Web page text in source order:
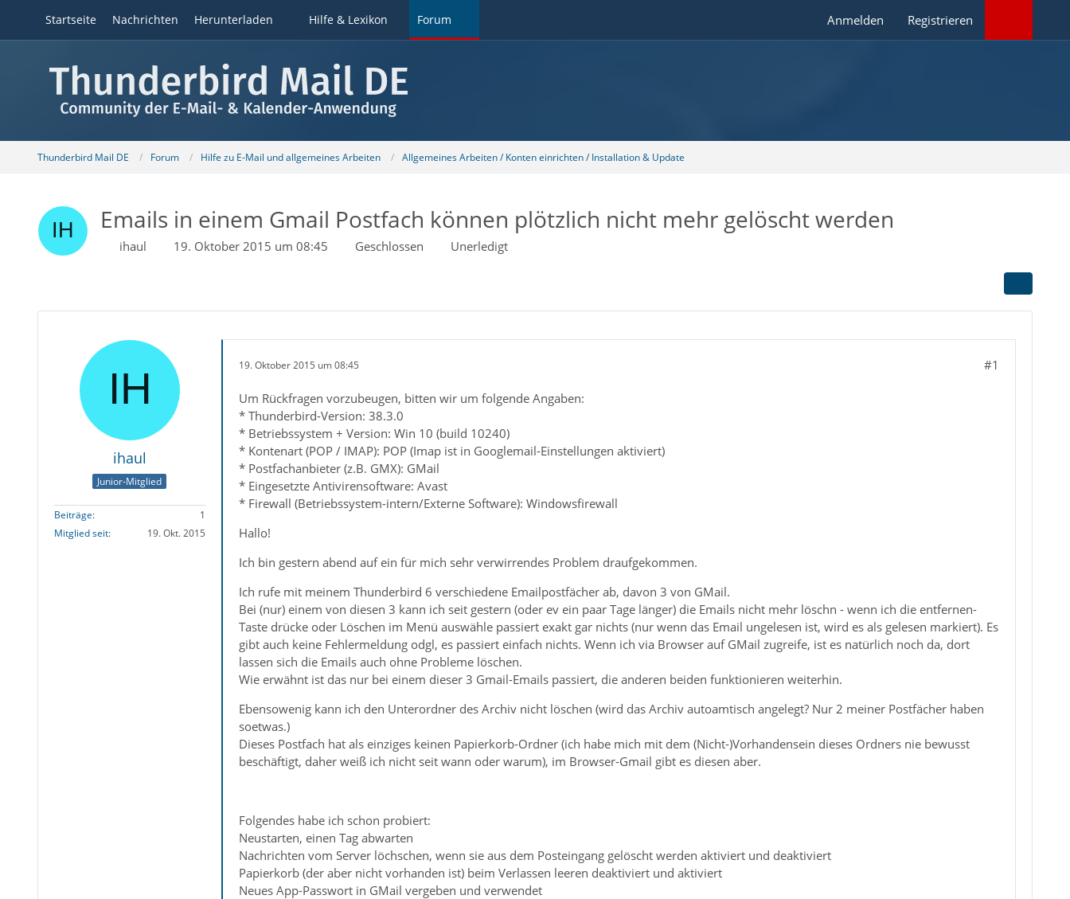
Startseite Nachrichten Herunterladen Hilfe & Lexikon Forum Anmelden Registrieren
Thunderbird Mail DE Forum Hilfe zu E-Mail und allgemeines Arbeiten Allgemeines Arbeiten / Konten einrichten / Installation & Update
Emails in einem Gmail Postfach können plötzlich nicht mehr gelöscht werden
ihaul 19. Oktober 2015 um 08:45 Geschlossen Unerledigt
ihaul
Junior-Mitglied
Beiträge
1
Mitglied seit
19. Okt. 2015
19. Oktober 2015 um 08:45 #1
Um Rückfragen vorzubeugen, bitten wir um folgende Angaben:
* Thunderbird-Version: 38.3.0
* Betriebssystem + Version: Win 10 (build 10240)
* Kontenart (POP / IMAP): POP (Imap ist in Googlemail-Einstellungen aktiviert)
* Postfachanbieter (z.B. GMX): GMail
* Eingesetzte Antivirensoftware: Avast
* Firewall (Betriebssystem-intern/Externe Software): Windowsfirewall
Hallo!
Ich bin gestern abend auf ein für mich sehr verwirrendes Problem draufgekommen.
Ich rufe mit meinem Thunderbird 6 verschiedene Emailpostfächer ab, davon 3 von GMail.
Bei (nur) einem von diesen 3 kann ich seit gestern (oder ev ein paar Tage länger) die Emails nicht mehr löschn - wenn ich die entfernen-
Taste drücke oder Löschen im Menü auswähle passiert exakt gar nichts (nur wenn das Email ungelesen ist, wird es als gelesen markiert). Es
gibt auch keine Fehlermeldung odgl, es passiert einfach nichts. Wenn ich via Browser auf GMail zugreife, ist es natürlich noch da, dort
lassen sich die Emails auch ohne Probleme löschen.
Wie erwähnt ist das nur bei einem dieser 3 Gmail-Emails passiert, die anderen beiden funktionieren weiterhin.
Ebensowenig kann ich den Unterordner des Archiv nicht löschen (wird das Archiv autoamtisch angelegt? Nur 2 meiner Postfächer haben
soetwas.)
Dieses Postfach hat als einziges keinen Papierkorb-Ordner (ich habe mich mit dem (Nicht-)Vorhandensein dieses Ordners nie bewusst
beschäftigt, daher weiß ich nicht seit wann oder warum), im Browser-Gmail gibt es diesen aber.
Folgendes habe ich schon probiert:
Neustarten, einen Tag abwarten
Nachrichten vom Server löchschen, wenn sie aus dem Posteingang gelöscht werden aktiviert und deaktiviert
Papierkorb (der aber nicht vorhanden ist) beim Verlassen leeren deaktiviert und aktiviert
Neues App-Passwort in GMail vergeben und verwendet